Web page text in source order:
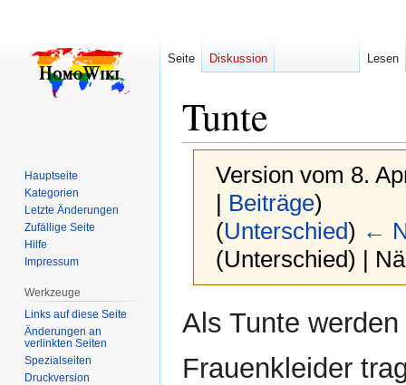
Tunte
Version vom 8.
| Beiträge)
(Unterschied) ←
(Unterschied) |
Navigation
Suche
Als Tunte
Frauenkleider
Seite Diskussion Lesen
Hauptseite
Kategorien
Letzte Änderungen
Zufällige Seite
Hilfe
Impressum
Werkzeuge
Links auf diese Seite
Änderungen an
verlinkten Seiten
Spezialseiten
Druckversion